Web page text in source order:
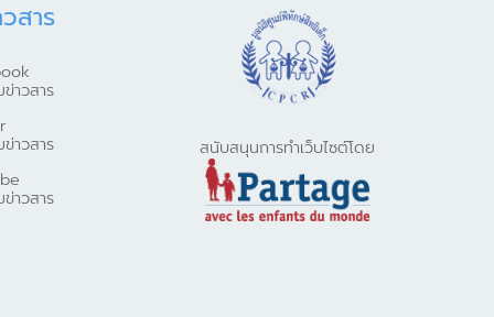
สาร
าวสาร
าวสาร
าวสาร
สนับสนุนการทำเว็บไซต์โดย